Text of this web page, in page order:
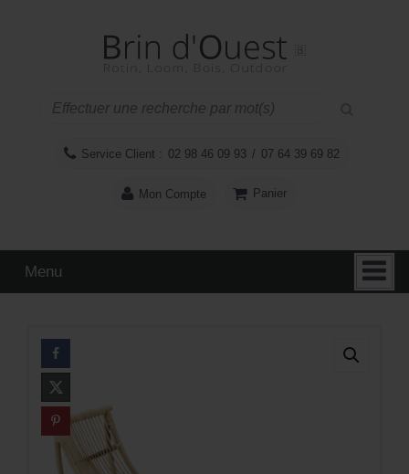
Service Client : 02 98 46 09 93 / 07 64 39 69 82
Mon Compte Panier
Menu